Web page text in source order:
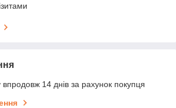
14 днів за рахунок покупця